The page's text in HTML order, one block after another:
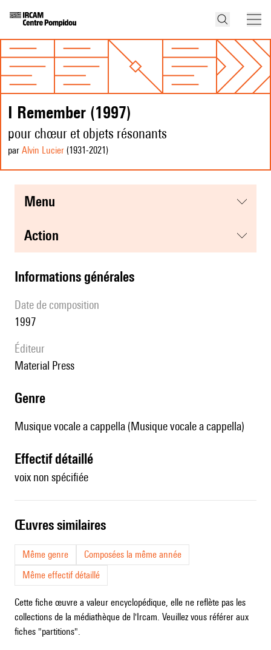
I Remember (1997)
pour chœur et objets résonants
par Alvin Lucier (1931-2021 )
menu
action
informations générales
date de composition
1997
éditeur
Material Press
genre
Musique vocale a cappella (Musique vocale a cappella)
effectif détaillé
voix non spécifiée
œuvres similaires
Même genre
Composées la même année
Même effectif détaillé
Cette fiche œuvre a valeur encyclopédique, elle ne reflète pas les
collections de la médiathèque de l'Ircam. Veuillez vous référer aux
fiches "partitions".